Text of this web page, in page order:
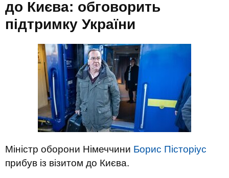
до Києва: обговорить
підтримку України
Міністр оборони Німеччини Борис Пісторіус
прибув із візитом до Києва.